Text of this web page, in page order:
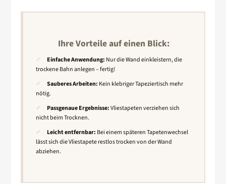
Ihre Vorteile auf einen Blick:
✔ Einfache Anwendung: Nur die Wand einkleistern, die
trockene Bahn anlegen – fertig!
✔
Sauberes Arbeiten: Kein klebriger Tapeziertisch mehr
nötig.
✔
Passgenaue Ergebnisse:Vliestapeten verziehen sich
nicht beim Trocknen.
✔
Leicht entfernbar: Bei einem späteren Tapetenwechsel
lässt sich die Vliestapete restlos trocken von der Wand
abziehen.